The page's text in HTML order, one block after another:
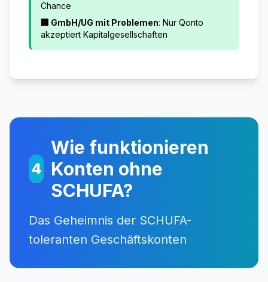
Chance
🏢 GmbH/UG mit Problemen: Nur Qonto
akzeptiert Kapitalgesellschaften
4
Wie funktionieren
Konten ohne
SCHUFA?
Das Geheimnis der SCHUFA-
toleranten Geschäftskonten